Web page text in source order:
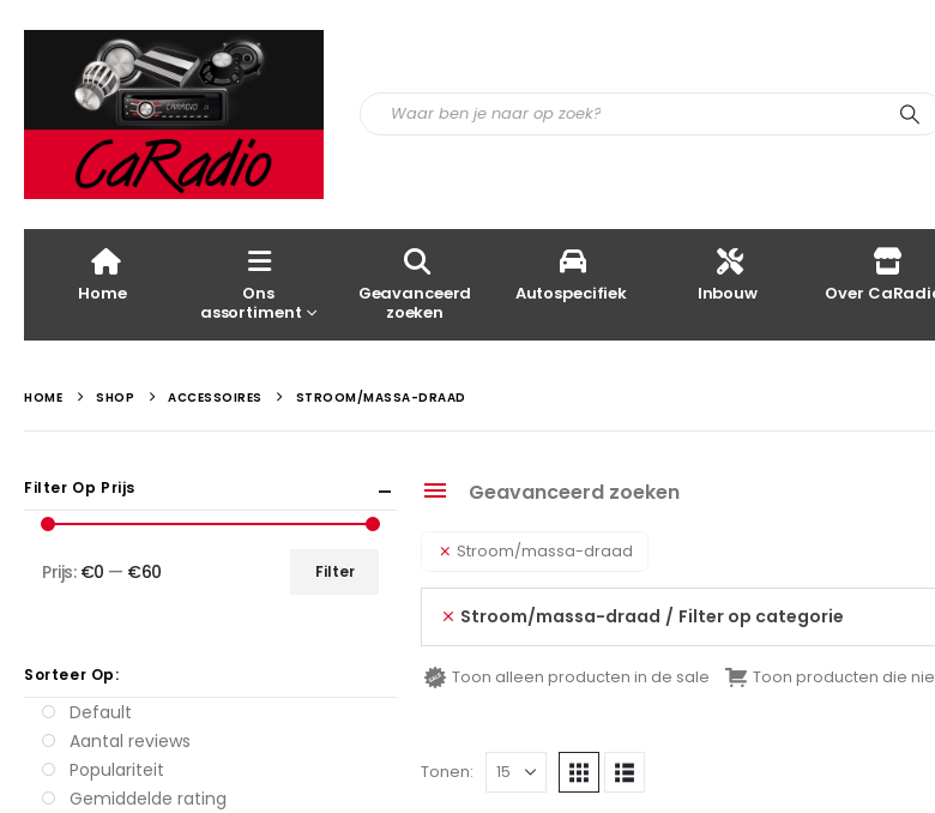
Home
Ons
assortiment
Geavanceerd
zoeken
Autospecifiek Inbouw Over
HOME SHOP ACCESSOIRES STROOM/MASSA-DRAAD
Geavanceerd zoeken
Stroom/massa-draad
Stroom/massa-draad Filter op categorie
Toon alleen producten in de sale Toon producten die
Tonen:
Filter Op Prijs
Min.
Max.
Filter
Prijs: €0 — €60
Sorteer Op:
Default
Aantal reviews
Populariteit
Gemiddelde rating